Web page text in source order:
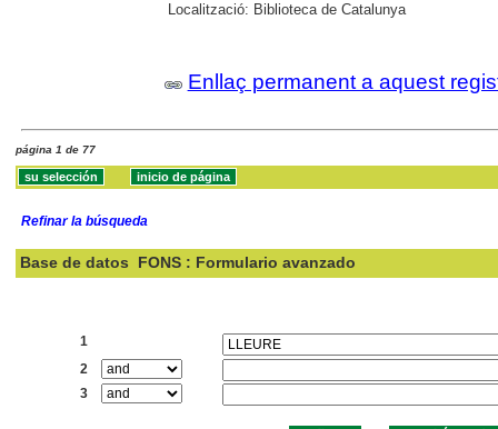
Localització: Biblioteca de Catalunya
Enllaç permanent a aquest
página 1 de 77
Refinar la búsqueda
Base de datos FONS : Formulario avanzado
1
2
3